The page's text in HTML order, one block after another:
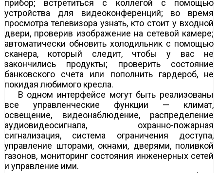
прибор; встретиться с коллегой с помощью
устройства для видеоконференций; во время
просмотра телевизора узнать, кто стоит у входной
двери, проверив изображение на сетевой камере;
автоматически обновить холодильник с помощью
сканера, который следит, чтобы у вас не
закончились продукты; проверить состояние
банковского счета или пополнить гардероб, не
покидая любимого кресла.
В одном интерфейсе могут быть реализованы
все управленческие функции — климат,
освещение, видеонаблюдение, распределение
аудиовидеосигнала, охранно-пожарная
сигнализация, система ограничения доступа,
управление шторами, окнами, дверями, поливкой
газонов, мониторинг состояния инженерных сетей
и управление ими.